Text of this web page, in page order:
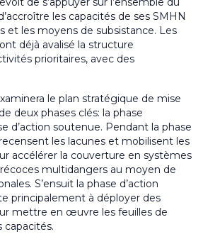
les capacités de ses SMHN
et les moyens de subsistance. Les
déjà avalisé la structure
prioritaires, avec des
le plan stratégique de mise
deux phases clés: la phase
d’action soutenue. Pendant la phase
les lacunes et mobilisent les
accélérer la couverture en systèmes
multidangers au moyen de
S’ensuit la phase d’action
principalement à déployer des
mettre en œuvre les feuilles de
capacités.